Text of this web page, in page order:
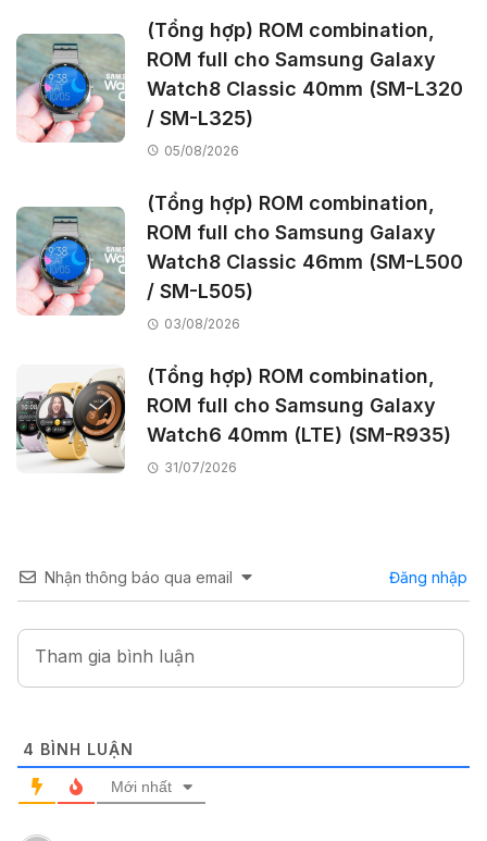
(Tổng hợp) ROM combination,
ROM full cho Samsung Galaxy
Watch8 Classic 40mm (SM-L320
/ SM-L325)
05/08/2026
(Tổng hợp) ROM combination,
ROM full cho Samsung Galaxy
Watch8 Classic 46mm (SM-L500
/ SM-L505)
03/08/2026
(Tổng hợp) ROM combination,
ROM full cho Samsung Galaxy
Watch6 40mm (LTE) (SM-R935)
31/07/2026
Nhận thông báo qua email Đăng nhập
4 BÌNH LUẬN
Mới nhất